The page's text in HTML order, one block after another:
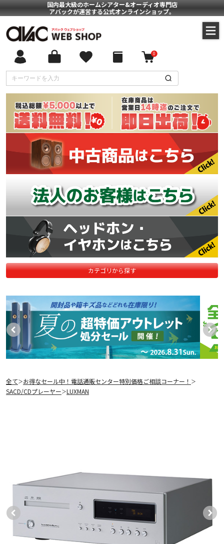
国内最大級のホームシアター&オーディオ専門店
アバックが運営する公式オンラインショップ。
0
カテゴリから探す
全て＞お得なセール中！電話通販センター特別価格ご相談コーナー！ ＞
SACD/CDプレーヤー＞LUXMAN